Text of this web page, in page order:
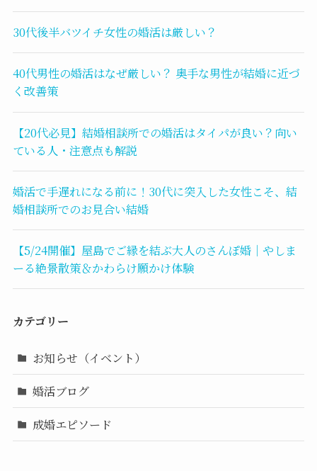
30代後半バツイチ女性の婚活は厳しい？
40代男性の婚活はなぜ厳しい？ 奥手な男性が結婚に近づ
く改善策
【20代必見】結婚相談所での婚活はタイパが良い？向い
ている人・注意点も解説
婚活で手遅れになる前に！30代に突入した女性こそ、結
婚相談所でのお見合い結婚
【5/24開催】屋島でご縁を結ぶ大人のさんぽ婚｜やしま
ーる絶景散策＆かわらけ願かけ体験
カテゴリー
お知らせ（イベント）
婚活ブログ
成婚エピソード